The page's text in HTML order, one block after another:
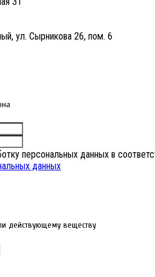
ул. Сырникова 26, пом. 6
персональных данных в
данных
действующему веществу